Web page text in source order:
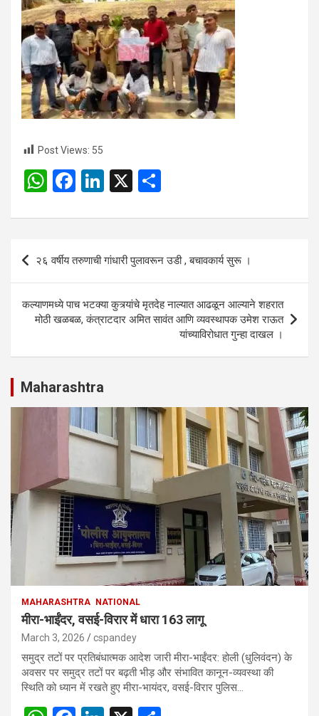
Post Views: 55
W
at
A
p
p
F
ce
o
o
k
Li
ke
dI
n
X
ar
Post
navigation
२६ वर्षीय तरुणाची गांधारी पुलावरून उडी , बचावकार्य सुरू ।
कल्याणमध्ये पाच भटक्या कुत्र्यांचे मृतदेह नाल्यात आढळून आल्याने शहरात
मोठी खळबळ, कंत्राटदार अमित सावंत आणि व्यवस्थापक उमेश राऊत
यांच्याविरोधात गुन्हा दाखल ।
Maharashtra
MAHARASHTRA NATIONAL
मीरा-भाईंदर, वसई-विरार में धारा 163 लागू
March 3, 2026 cspandey
समुद्र तटों पर प्रतिबंधात्मक आदेश जारी मीरा-भाईंदर: होली (धुलिवंदन) के
अवसर पर समुद्र तटों पर बढ़ती भीड़ और संभावित कानून-व्यवस्था की
स्थिति को ध्यान में रखते हुए मीरा-भायंदर, वसई-विरार पुलिस…